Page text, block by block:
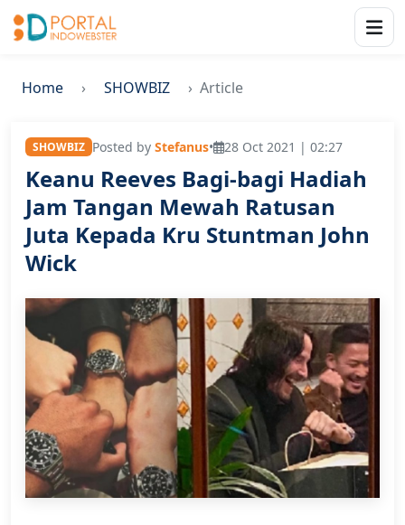
Home SHOWBIZ Article
SHOWBIZ Posted by Stefanus• 28 Oct 2021 | 02:27
Keanu Reeves Bagi-bagi Hadiah
Jam Tangan Mewah Ratusan
Juta Kepada Kru Stuntman John
Wick